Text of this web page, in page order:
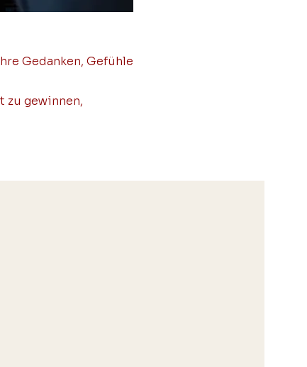
Gedanken, Gefühle
zu gewinnen,